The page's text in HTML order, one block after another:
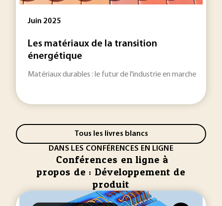
Juin 2025
Les matériaux de la transition
énergétique
Matériaux durables : le futur de l'industrie en marche
Tous les livres blancs
DANS LES CONFÉRENCES EN LIGNE
Conférences en ligne à
propos de : Développement de
produit